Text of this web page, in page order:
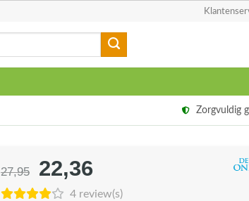
Zorgvuldig
27,95
Oorspronkelijke
prijs
22,36
prijs
4 review(s)